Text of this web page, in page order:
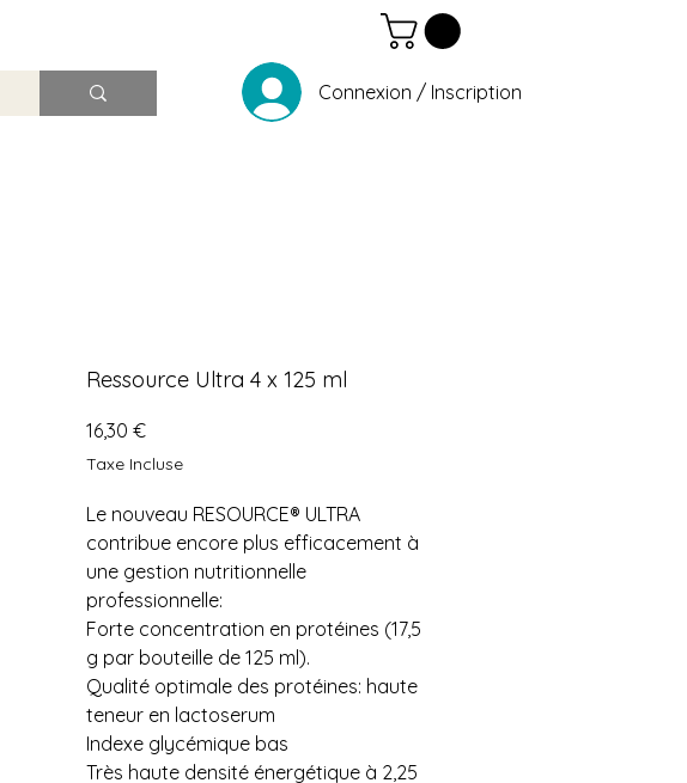
Connexion / Inscription
Ressource Ultra 4 x 125 ml
16,30 €Prix
Taxe Incluse
Le nouveau RESOURCE® ULTRA
contribue encore plus efficacement à
une gestion nutritionnelle
professionnelle:
Forte concentration en protéines (17,5
g par bouteille de 125 ml).
Qualité optimale des protéines: haute
teneur en lactoserum
Indexe glycémique bas
Très haute densité énergétique à 2,25